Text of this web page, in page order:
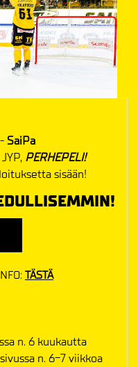
SaiPa
PERHEPELI!
sisään!
TÄSTÄ
n. 6 kuukautta
n. 6-7 viikkoa